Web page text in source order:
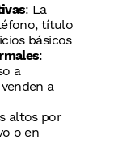
: La
título
básicos
:
a
a
altos por
o en